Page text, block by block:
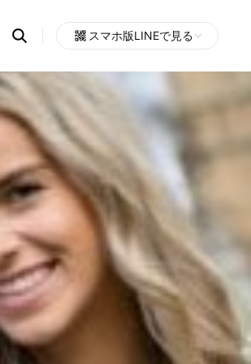
Search
OpenChats
messages
search
area
スマホ版LINEで見る